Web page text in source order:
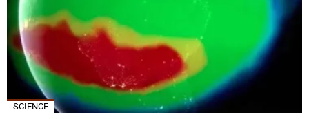
SCIENCE